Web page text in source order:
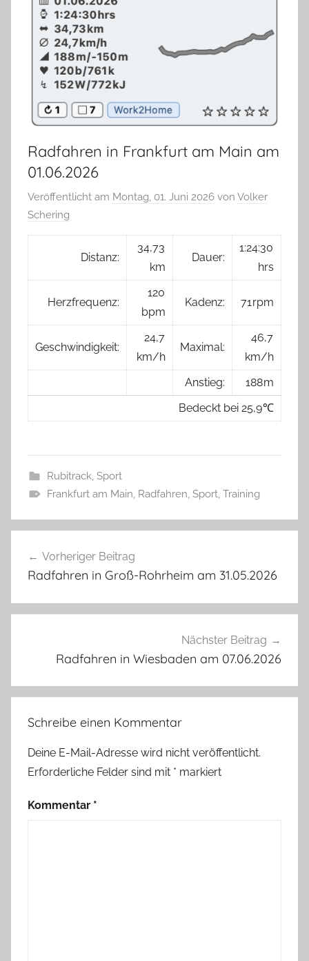
Radfahren in Frankfurt am Main am
01.06.2026
Veröffentlicht am Montag, 01. Juni 2026 von Volker
Schering
Distanz:
34,73
km
Dauer:
1:24:30
hrs
Herzfrequenz:
120
bpm
Kadenz: 71 rpm
Geschwindigkeit:
24,7
km/h
Maximal:
46,7
km/h
Anstieg:
188 m
Bedeckt bei 25,9 ℃
Rubitrack, Sport
Frankfurt am Main, Radfahren, Sport, Training
Vorheriger Beitrag
Radfahren in Groß-Rohrheim am 31.05.2026
Nächster Beitrag
Radfahren in Wiesbaden am 07.06.2026
Schreibe einen Kommentar
Deine E-Mail-Adresse wird nicht veröffentlicht.
Erforderliche Felder sind mit * markiert
Kommentar *